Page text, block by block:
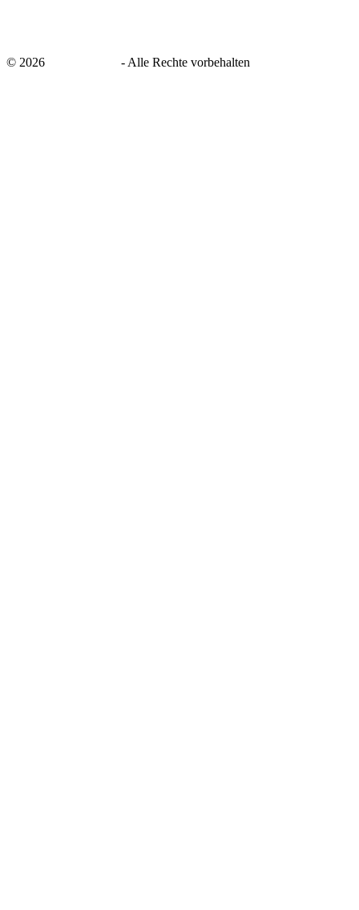
© 2026 - Alle Rechte vorbehalten